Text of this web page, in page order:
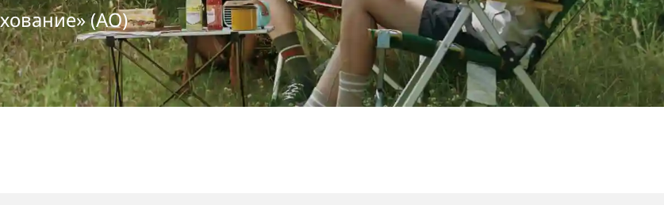
(АО)